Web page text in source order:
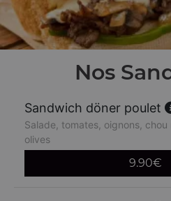
Nos
Sandwich döner poulet
Salade, tomates, oignons, chou
olives
9.90€